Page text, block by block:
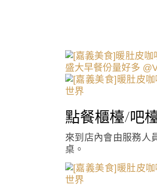
點餐櫃檯/吧
來到店內會由服務人
桌。